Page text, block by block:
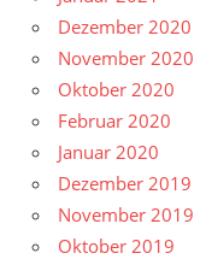
Dezember 2020
November 2020
Oktober 2020
Februar 2020
Januar 2020
Dezember 2019
November 2019
Oktober 2019